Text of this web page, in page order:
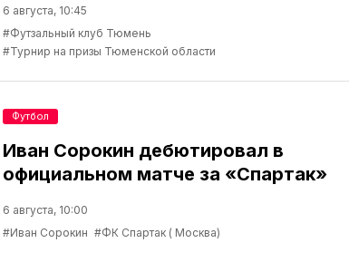
6 августа, 10:45
#Футзальный клуб Тюмень
#Турнир на призы Тюменской области
Иван Сорокин дебютировал в
официальном матче за «Спартак»
6 августа, 10:00
#Иван Сорокин #ФК Спартак ( Москва)
Футбол